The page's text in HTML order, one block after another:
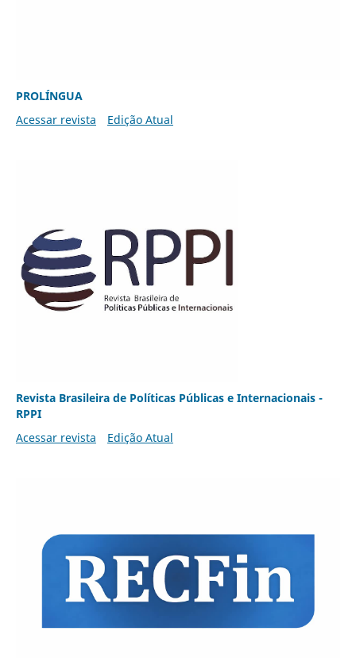
PROLÍNGUA
Acessar revista
Edição Atual
Revista Brasileira de Políticas Públicas e Internacionais -
RPPI
Acessar revista
Edição Atual